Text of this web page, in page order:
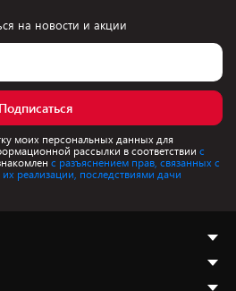
на новости и акции
Подписаться
моих персональных данных для
рассылки в соответствии с
с разъяснением прав, связанных с
реализации, последствиями дачи